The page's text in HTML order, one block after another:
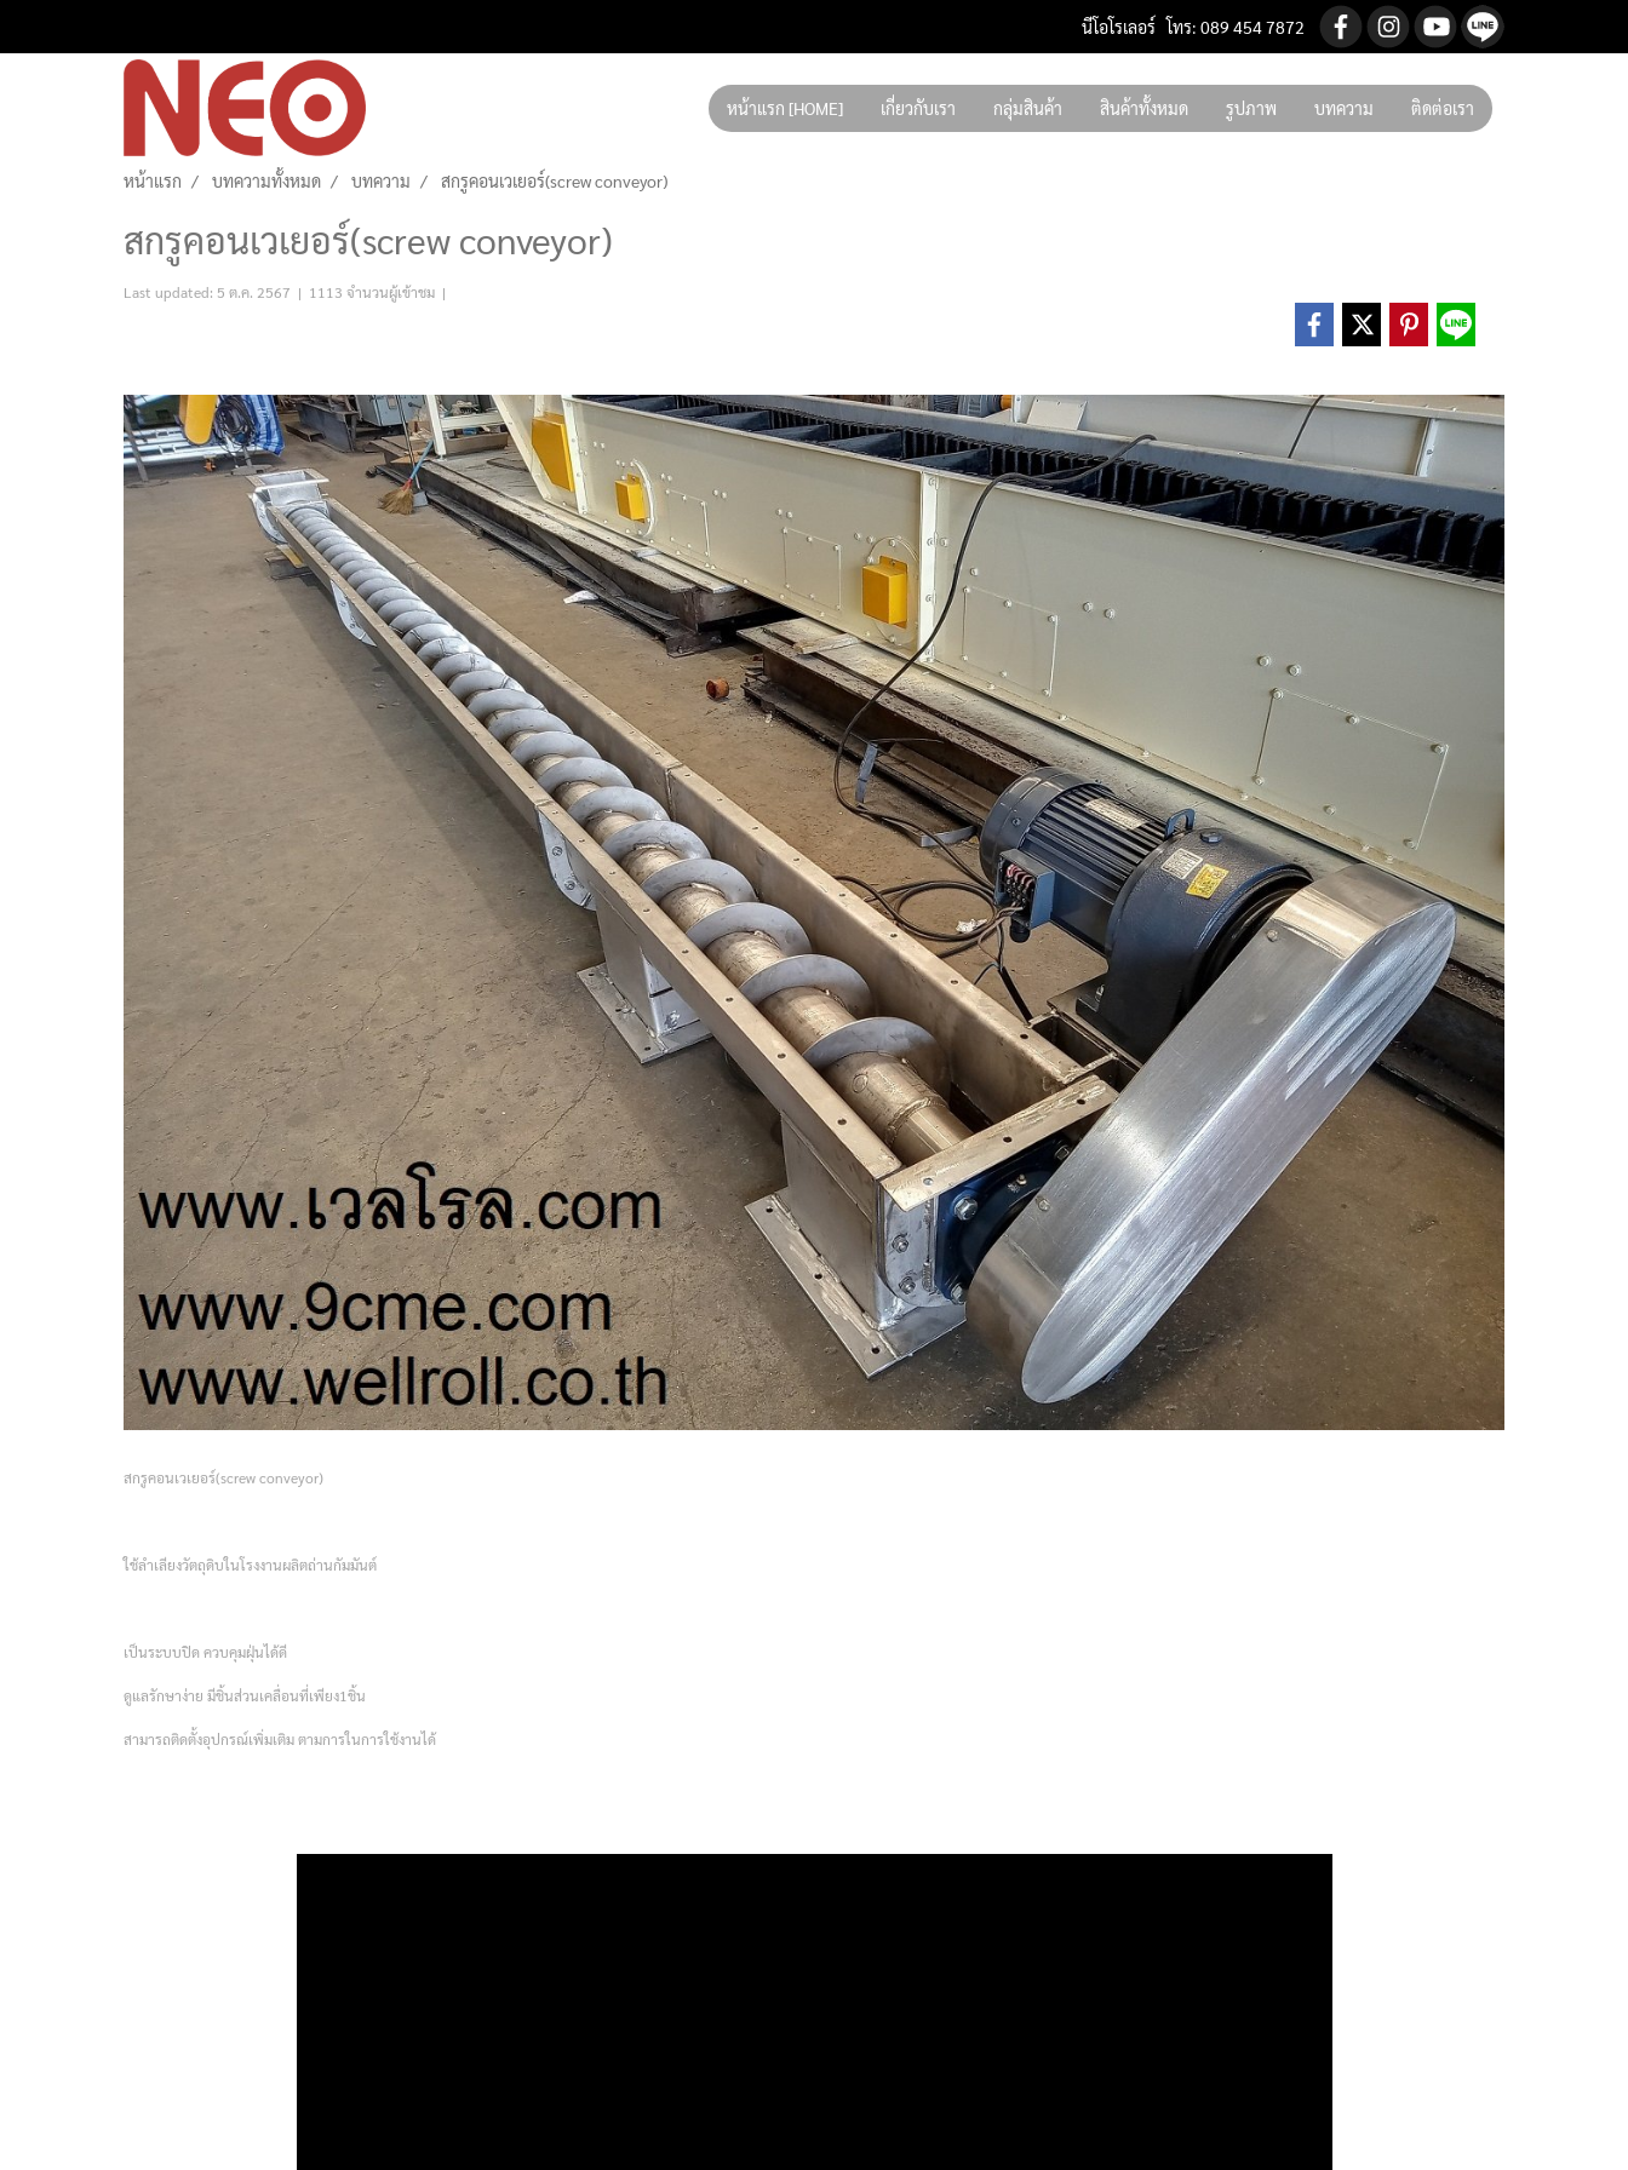
นีโอโรเลอร์ โทร: 089 454 7872
หน้าแรก [HOME] เกี่ยวกับเรา กลุ่มสินค้า สินค้าทั้งหมด รูปภาพ บทความ ติดต่อเรา
หน้าแรก บทความทั้งหมด บทความ สกรูคอนเวเยอร์(screw conveyor)
สกรูคอนเวเยอร์(screw conveyor)
Last updated: 5 ต.ค. 2567 | 1113 จำนวนผู้เข้าชม |
สกรูคอนเวเยอร์(screw conveyor)
ใช้ลำเลียงวัตถุดิบในโรงงานผลิตถ่านกัมมันต์
เป็นระบบปิด ควบคุมฝุ่นได้ดี
ดูแลรักษาง่าย มีชิ้นส่วนเคลื่อนที่เพียง1ชิ้น
สามารถติดตั้งอุปกรณ์เพิ่มเติม ตามการในการใช้งานได้